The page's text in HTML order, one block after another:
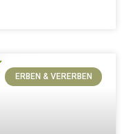
ERBEN & VERERBEN